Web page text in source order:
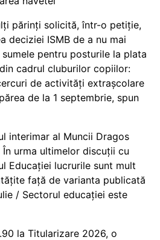
părinți solicită, într-o petiție,
deciziei ISMB de a nu mai
pentru posturile la plata
cadrul cluburilor copiilor:
de activități extrașcolare
de la 1 septembrie, spun
interimar al Muncii Dragos
În urma ultimelor discuții cu
Educației lucrurile sunt mult
față de varianta publicată
/ Sectorul educației este
la Titularizare 2026, o